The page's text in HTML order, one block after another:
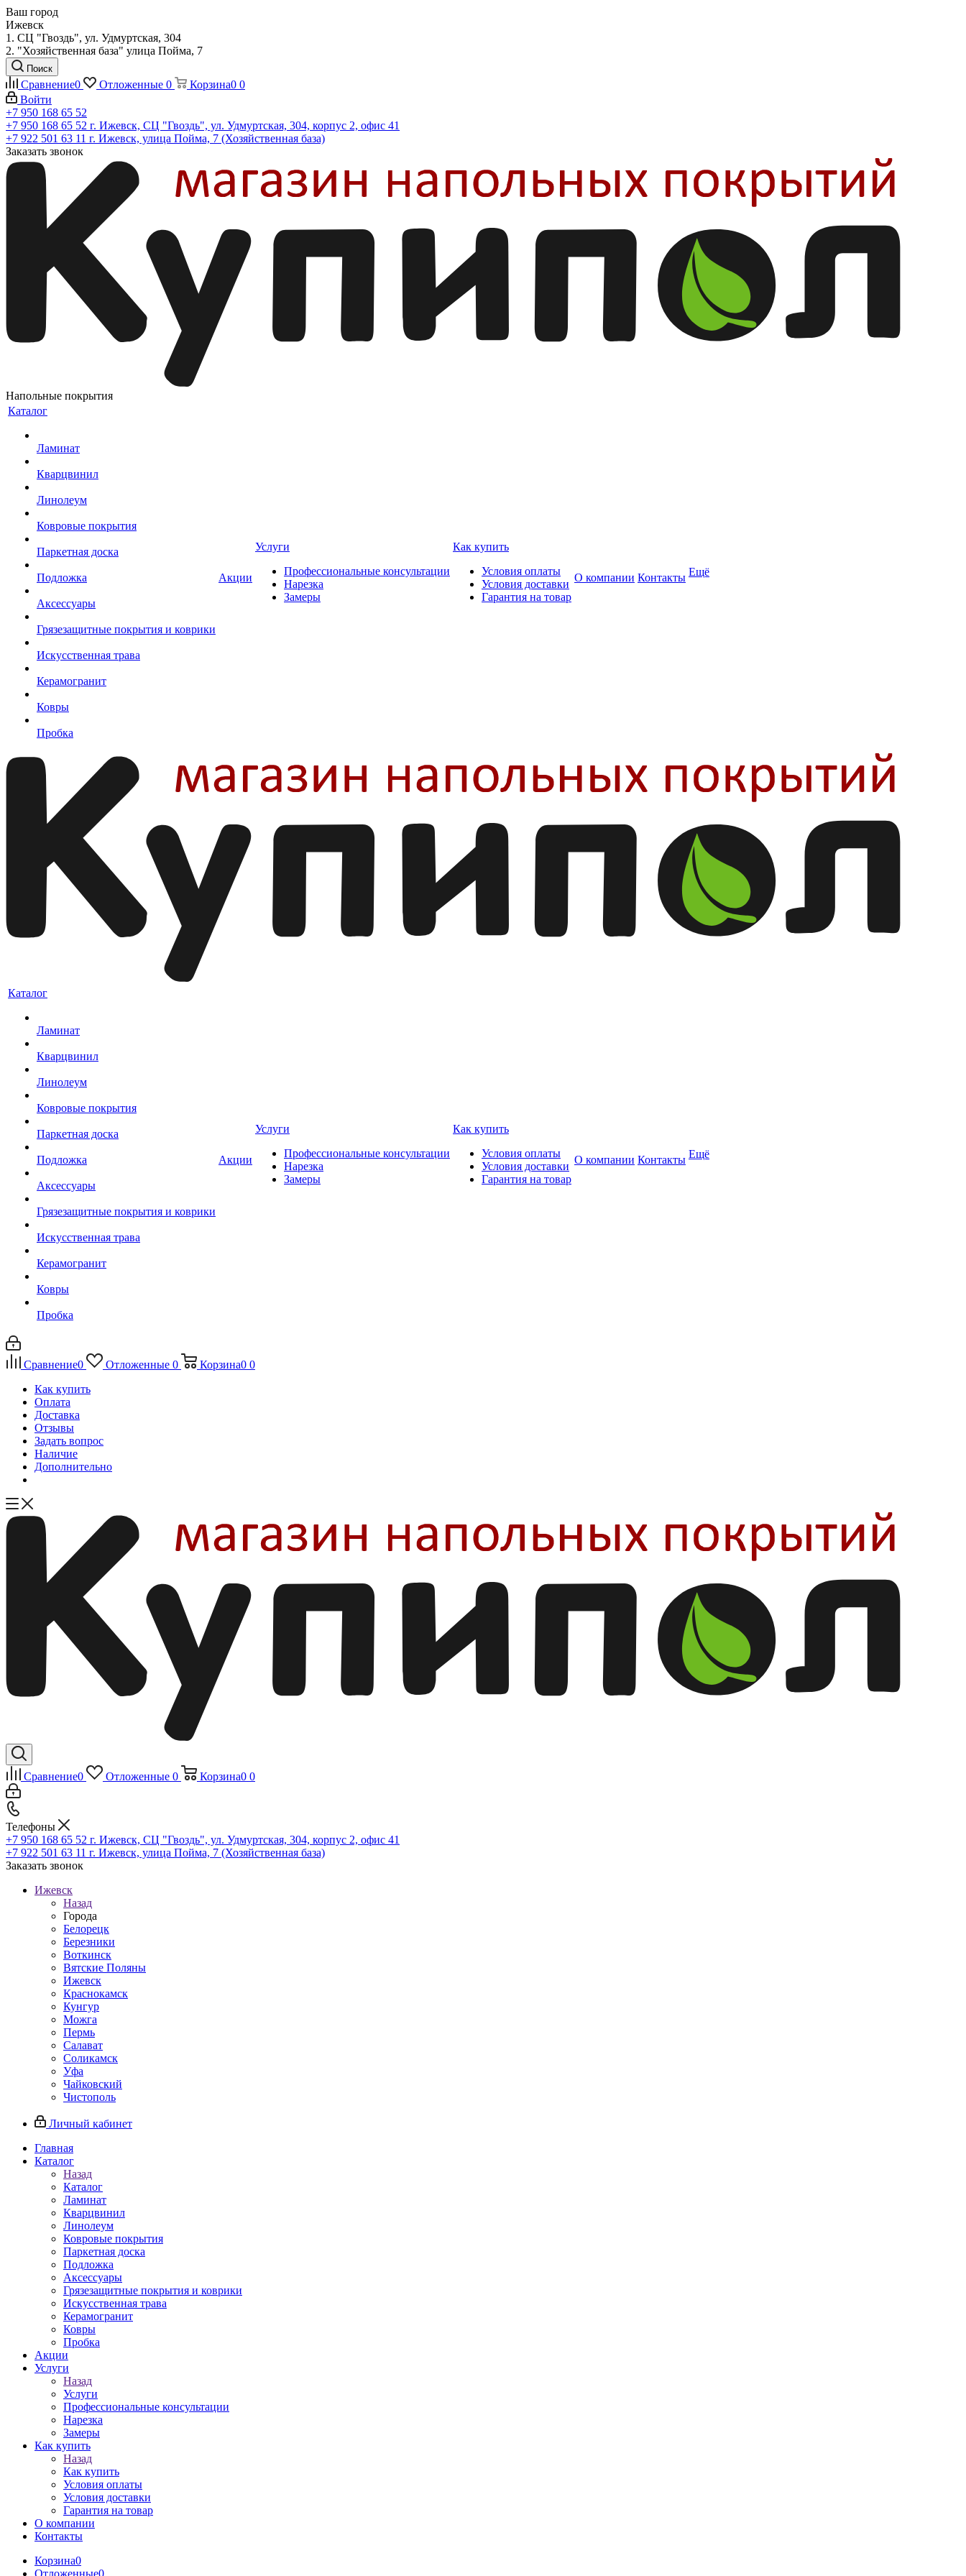
Ваш город
Ижевск
1. СЦ "Гвоздь", ул. Удмуртская, 304
2. "Хозяйственная база" улица Пойма, 7
Поиск
Сравнение0 Отложенные 0 Корзина0 0
Войти
+7 950 168 65 52
+7 950 168 65 52 г. Ижевск, СЦ "Гвоздь", ул. Удмуртская, 304, корпус 2, офис 41
+7 922 501 63 11 г. Ижевск, улица Пойма, 7 (Хозяйственная база)
Заказать звонок
Напольные покрытия
Каталог
Ламинат
Кварцвинил
Линолеум
Ковровые покрытия
Паркетная доска
Подложка
Аксессуары
Грязезащитные покрытия и коврики
Искусственная трава
Керамогранит
Ковры
Пробка
Акции
Услуги
Профессиональные консультации
Нарезка
Замеры
Как купить
Условия оплаты
Условия доставки
Гарантия на товар
О компании Контакты Ещё
Каталог
Ламинат
Кварцвинил
Линолеум
Ковровые покрытия
Паркетная доска
Подложка
Аксессуары
Грязезащитные покрытия и коврики
Искусственная трава
Керамогранит
Ковры
Пробка
Акции
Услуги
Профессиональные консультации
Нарезка
Замеры
Как купить
Условия оплаты
Условия доставки
Гарантия на товар
О компании Контакты Ещё
Сравнение0 Отложенные 0 Корзина0 0
Как купить
Оплата
Доставка
Отзывы
Задать вопрос
Наличие
Дополнительно
Сравнение0 Отложенные 0 Корзина0 0
Телефоны
+7 950 168 65 52 г. Ижевск, СЦ "Гвоздь", ул. Удмуртская, 304, корпус 2, офис 41
+7 922 501 63 11 г. Ижевск, улица Пойма, 7 (Хозяйственная база)
Заказать звонок
Ижевск
Назад
Города
Белорецк
Березники
Воткинск
Вятские Поляны
Ижевск
Краснокамск
Кунгур
Можга
Пермь
Салават
Соликамск
Уфа
Чайковский
Чистополь
Личный кабинет
Главная
Каталог
Назад
Каталог
Ламинат
Кварцвинил
Линолеум
Ковровые покрытия
Паркетная доска
Подложка
Аксессуары
Грязезащитные покрытия и коврики
Искусственная трава
Керамогранит
Ковры
Пробка
Акции
Услуги
Назад
Услуги
Профессиональные консультации
Нарезка
Замеры
Как купить
Назад
Как купить
Условия оплаты
Условия доставки
Гарантия на товар
О компании
Контакты
Корзина0
Отложенные0